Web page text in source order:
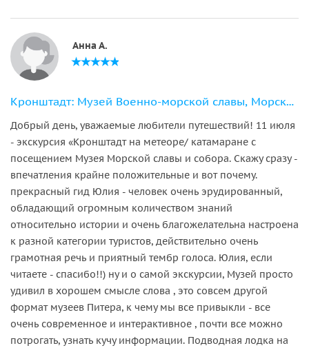
Анна А.
Кронштадт: Музей Военно-морской славы, Морской собор + метеор
Добрый день, уважаемые любители путешествий! 11 июля
- экскурсия «Кронштадт на метеоре/ катамаране с
посещением Музея Морской славы и собора. Скажу сразу -
впечатления крайне положительные и вот почему.
прекрасный гид Юлия - человек очень эрудированный,
обладающий огромным количеством знаний
относительно истории и очень благожелательна настроена
к разной категории туристов, действительно очень
грамотная речь и приятный тембр голоса. Юлия, если
читаете - спасибо!!) ну и о самой экскурсии, Музей просто
удивил в хорошем смысле слова , это совсем другой
формат музеев Питера, к чему мы все привыкли - все
очень современное и интерактивное , почти все можно
потрогать, узнать кучу информации. Подводная лодка на